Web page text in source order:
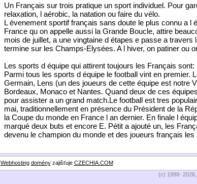
Un Français sur trois pratique un sport individuel. Pour
relaxation, l aérobic, la natation ou faire du vélo.
L évenement sportif français sans doute le plus connu a l
France qu on appelle aussi la Grande Boucle, attire
mois de juillet, a une vingtaine d étapes e passe a
termine sur les Champs-Elysées. A l hiver, on patiner ou
Les sports d équipe qui attirent toujours les Français
Parmi tous les sports d équipe le football vint en
Germain, Lens (un des joueurs de cette équipe est notre
Bordeaux, Monaco et Nantes. Quand deux de ces
pour assister a un grand match.Le football est tres
mai, traditionnellement en présence du Président de la
la Coupe du monde en France l an dernier. En finale l
marqué deux buts et encore E. Pétit a ajouté un, les
devenu le champion du monde et des joueurs français les
Webhosting doményzajišťuje CZECHIA.COM
(c) 1998-